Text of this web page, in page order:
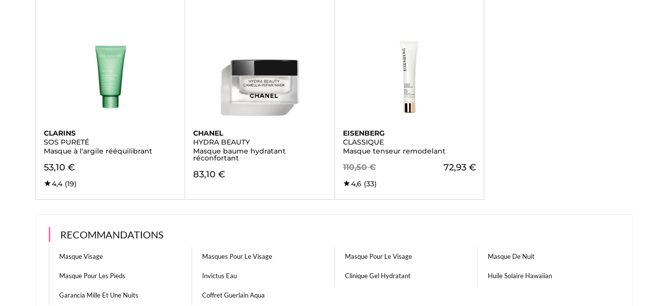
CLARINS
SOS PURETÉ
Masque à l'argile rééquilibrant
53,10 €
4,4 (19)
CHANEL
HYDRA BEAUTY
Masque baume hydratant
réconfortant
83,10 €
EISENBERG
CLASSIQUE
Masque tenseur remodelant
110,50 € 72,93 €
4,6 (33)
RECOMMANDATIONS
Masque Visage Masques Pour Le Visage Masque Pour Le Visage Masque De Nuit
Masque Pour Les Pieds Invictus Eau Clinique Gel Hydratant Huile Solaire Hawaiian
Garancia Mille Et Une Nuits Coffret Guerlain Aqua